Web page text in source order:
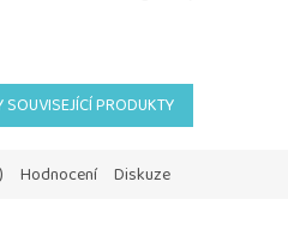
PRODUKTY
Hodnocení Diskuze